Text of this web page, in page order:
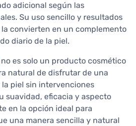
adicional según las
Su uso sencillo y resultados
convierten en un complemento
diario de la piel.
no es solo un producto cosmético
natural de disfrutar de una
piel sin intervenciones
suavidad, eficacia y aspecto
en la opción ideal para
una manera sencilla y natural